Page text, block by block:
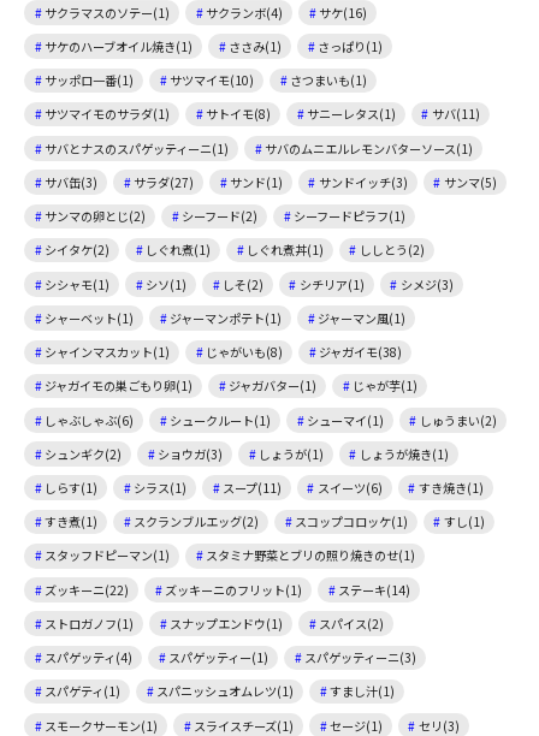
サクラマスのソテー(1)
サクランボ(4)
サケ(16)
サケのハーブオイル焼き(1)
ささみ(1)
さっぱり(1)
サッポロ一番(1)
サツマイモ(10)
さつまいも(1)
サツマイモのサラダ(1)
サトイモ(8) サニーレタス(1)
サバ(11)
サバとナスのスパゲッティーニ(1)
サバのムニエルレモンバターソース(1)
サバ缶(3)
サラダ(27) サンド(1) サンドイッチ(3)
サンマ(5)
サンマの卵とじ(2)
シーフード(2)
シーフードピラフ(1)
シイタケ(2)
しぐれ煮(1) しぐれ煮丼(1)
ししとう(2)
シシャモ(1)
シソ(1) しそ(2) シチリア(1)
シメジ(3)
シャーベット(1)
ジャーマンポテト(1)
ジャーマン風(1)
シャインマスカット(1)
じゃがいも(8)
ジャガイモ(38)
ジャガイモの巣ごもり卵(1)
ジャガバター(1)
じゃが芋(1)
しゃぶしゃぶ(6)
シュークルート(1) シューマイ(1)
しゅうまい(2)
シュンギク(2)
ショウガ(3) しょうが(1)
しょうが焼き(1)
しらす(1)
シラス(1) スープ(11) スイーツ(6)
すき焼き(1)
すき煮(1)
スクランブルエッグ(2) スコップコロッケ(1)
すし(1)
スタッフドピーマン(1)
スタミナ野菜とブリの照り焼きのせ(1)
ズッキーニ(22)
ズッキーニのフリット(1)
ステーキ(14)
ストロガノフ(1)
スナップエンドウ(1)
スパイス(2)
スパゲッティ(4)
スパゲッティー(1)
スパゲッティーニ(3)
スパゲティ(1)
スパニッシュオムレツ(1)
すまし汁(1)
スモークサーモン(1)
スライスチーズ(1) セージ(1)
セリ(3)